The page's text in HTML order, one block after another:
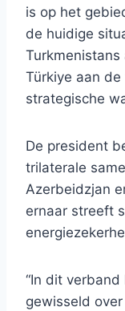
is op het
de huidige
Turkmenistans
Türkiye aan
strategische
De president
trilaterale
Azerbeidzjan
ernaar streeft
“In dit
gewisseld